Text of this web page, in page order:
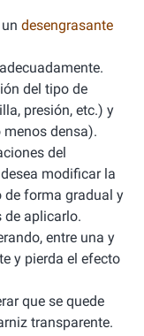
desengrasante
del tipo de
presión, etc.) y
densa).
del
modificar la
de forma gradual y
de aplicarlo.
entre una y
y pierda el efecto
que se quede
transparente.